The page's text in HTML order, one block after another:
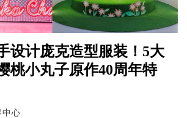
设计庞克造型服装！5大
桃小丸子原作40周年特
中心